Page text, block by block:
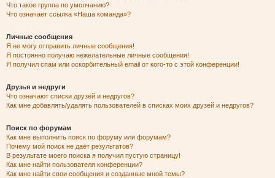
Что такое группа по умолчанию?
Что означает ссылка «Наша команда»?
Личные сообщения
Я не могу отправить личные сообщения!
Я постоянно получаю нежелательные личные сообщения!
Я получил спам или оскорбительный email от кого-то с этой конференции!
Друзья и недруги
Что означают списки друзей и недругов?
Как мне добавлять/удалять пользователей в списках моих друзей и недругов?
Поиск по форумам
Как мне выполнить поиск по форуму или форумам?
Почему мой поиск не даёт результатов?
В результате моего поиска я получил пустую страницу!
Как мне найти пользователя конференции?
Как мне найти свои сообщения и созданные мной темы?